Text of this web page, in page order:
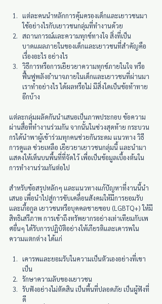
แต่ละคนนำหลักการคุ้มครองเด็กและเยาวชนมา
ใช้อย่างไรกับเยาวชนกลุ่มที่ทำงานด้วย
สถานการณ์และความทุกข์ทางใจ สิ่งที่เป็น
บาดแผลภายในของเด็กและเยาวชนที่สำคัญคือ
เรื่องอะไร อย่างไร
วิธีการหรือการเยียวยาความทุกข์ภายในใจ หรือ
ฟื้นฟูพลังอำนาจภายในเด็กและเยาวชนที่ผ่านมา
เราทำอย่างไร ได้ผลหรือไม่ มีสิ่งใดเป็นข้อท้าทาย
อีกบ้าง
แต่ละกลุ่มผลัดกันนำเสนอเป็นภาพประกอบ ข้อความ
ผ่านสื่อที่ทำงานร่วมกัน จากนั้นในช่วงสุดท้าย กระบวน
กรได้นำพาผู้เข้าร่วมทุกคนช่วยกันระดม แนวทาง วิธี
การดูแล ช่วยเหลือ เยียวยาเยาวชนกลุ่มนี้ และนำมา
แสดงให้เห็นบนพื้นที่ที่จัดไว้ เพื่อเป็นข้อมูลเบื้องต้นใน
การทำงานร่วมกันต่อไป
สำหรับข้อสรุปหลักๆ และแนวทางแก้ปัญหาที่งานนี้นำ
เสนอ เพื่อนำไปสู่การขับเคลื่อนสังคมให้มีการยอมรับ
และเกื้อกูล เยาวชนหรือบุคคลชายขอบ (LGBTQ+) ให้มี
สิทธิเสรีภาพ การเข้าถึงทรัพยากรอย่างเท่าเทียมกับเพ
ศอื่นๆ ได้รับการปฏิบัติอย่างให้เกียรติและเคารพใน
ความแตกต่าง ได้แก่
เคารพและยอมรับในความเป็นตัวเองอย่างที่เขา
เป็น
รักษาความลับของเยาวชน
รับฟังอย่างไม่ตัดสิน เป็นพื้นที่ปลอดภัย เป็นผู้ฟังที่
ดี